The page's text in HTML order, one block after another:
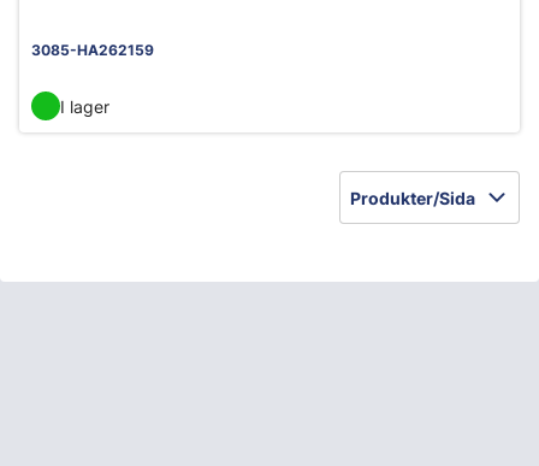
3085-HA262159
I lager
Produkter/Sida